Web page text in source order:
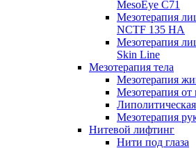
MesoEye С71
Мезотерапия
NCTF 135 HA
Мезотерапия
Skin Line
Мезотерапия тела
Мезотерапия
Мезотерапия от
Мезотерапия
Нитевой лифтинг
Нити под глаза